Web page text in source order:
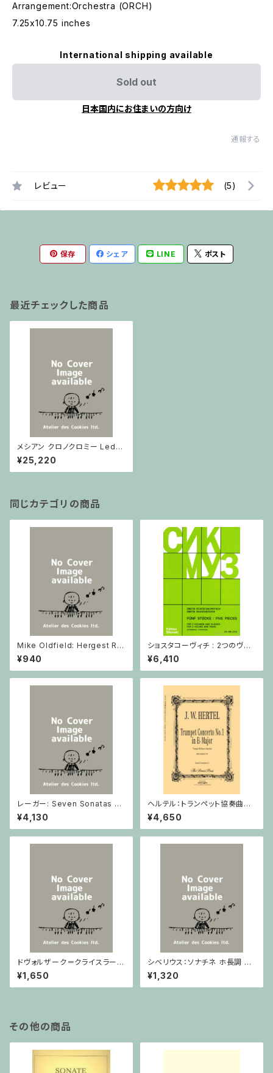
Arrangement:Orchestra (ORCH)
7.25x10.75 inches
International shipping available
Sold out
日本国内にお住まいの方向け
通報する
レビュー (5)
保存 シェア LINE ポスト
最近チェックした商品
メシアン クロノクロミー Leduc
/ ミニチュアスコア
¥25,220
同じカテゴリの商品
Mike Oldfield: Hergest Rid
ge / ピアノ
¥940
ショスタコーヴィチ : 2つのヴァ
イオリンとピアノのための 5つの
小品 / ヴァイオリン2とピアノ
¥6,410
レーガー: Seven Sonatas o
p. 91 Heft 2 / ヴァイオリン
¥4,130
ヘルテル：トランペット協奏曲第1
番 変ホ長調/トランペット・ピア
ノ
¥4,650
ドヴォルザーク＝クライスラー：
スラヴ幻想曲 ロ短調 from Op.
55-4, Op.75 / ヴァイオリンと
ピアノ
¥1,650
シベリウス：ソナチネ ホ長調 O
p.80 / ヴァイオリンとピアノ
¥1,320
その他の商品